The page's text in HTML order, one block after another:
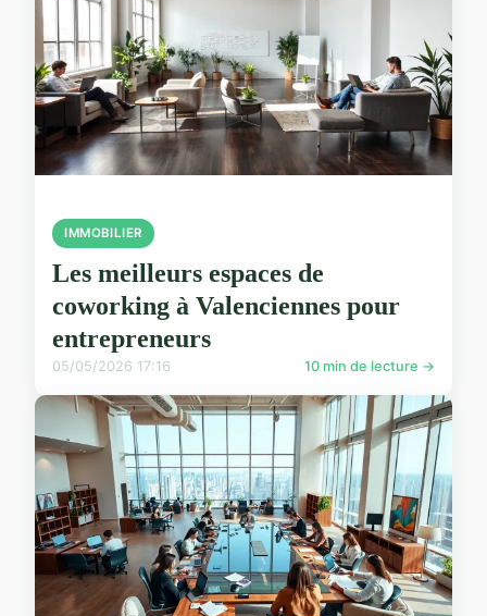
IMMOBILIER
Les meilleurs espaces de
coworking à Valenciennes pour
entrepreneurs
05/05/2026 17:16 10 min de lecture →